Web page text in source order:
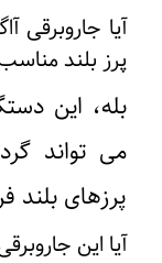
پرز بلند
بله، این
می ‌تواند
پرزهای
آیا این